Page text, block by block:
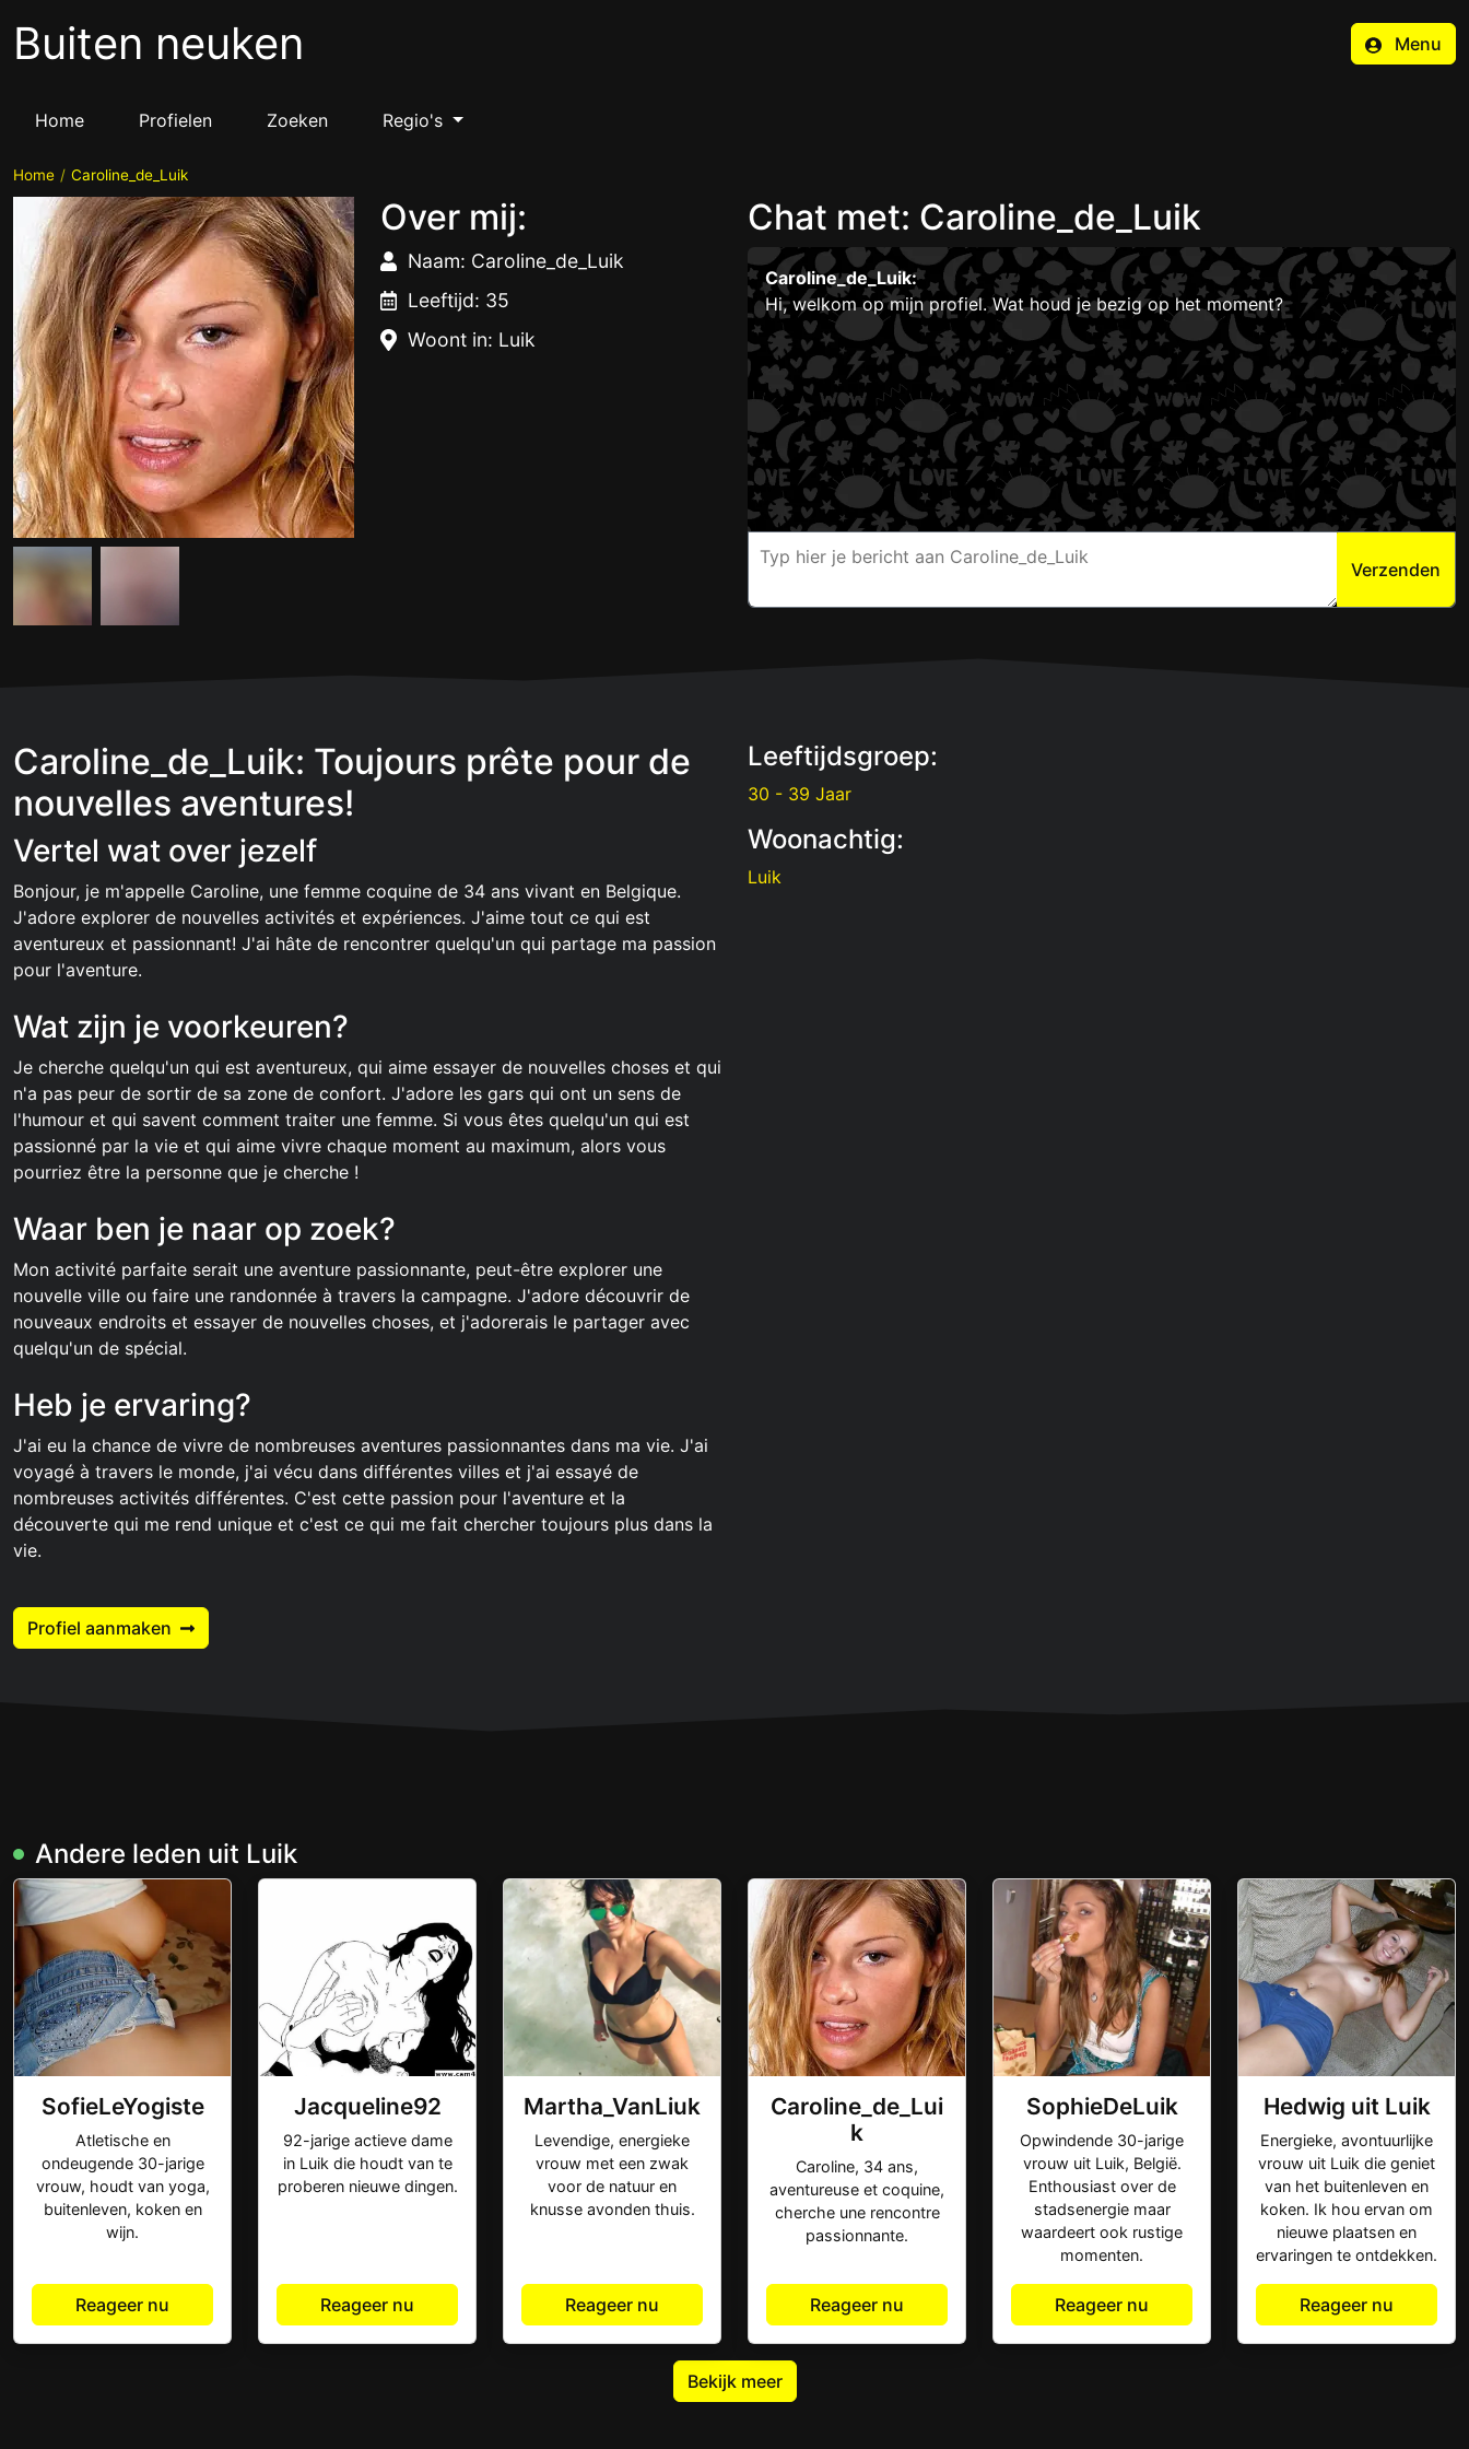
Buiten neuken Menu
Home Profielen Zoeken Regio's
Home Caroline_de_Luik
Over mij:
Naam: Caroline_de_Luik
Leeftijd: 35
Woont in: Luik
Chat met: Caroline_de_Luik
Caroline_de_Luik:
Hi, welkom op mijn profiel. Wat houd je bezig op het moment?
Verzenden
Caroline_de_Luik: Toujours prête pour de
nouvelles aventures!
Vertel wat over jezelf
Bonjour, je m'appelle Caroline, une femme coquine de 34 ans vivant en Belgique.
J'adore explorer de nouvelles activités et expériences. J'aime tout ce qui est
aventureux et passionnant! J'ai hâte de rencontrer quelqu'un qui partage ma passion
pour l'aventure.
Wat zijn je voorkeuren?
Je cherche quelqu'un qui est aventureux, qui aime essayer de nouvelles choses et qui
n'a pas peur de sortir de sa zone de confort. J'adore les gars qui ont un sens de
l'humour et qui savent comment traiter une femme. Si vous êtes quelqu'un qui est
passionné par la vie et qui aime vivre chaque moment au maximum, alors vous
pourriez être la personne que je cherche !
Waar ben je naar op zoek?
Mon activité parfaite serait une aventure passionnante, peut-être explorer une
nouvelle ville ou faire une randonnée à travers la campagne. J'adore découvrir de
nouveaux endroits et essayer de nouvelles choses, et j'adorerais le partager avec
quelqu'un de spécial.
Heb je ervaring?
J'ai eu la chance de vivre de nombreuses aventures passionnantes dans ma vie. J'ai
voyagé à travers le monde, j'ai vécu dans différentes villes et j'ai essayé de
nombreuses activités différentes. C'est cette passion pour l'aventure et la
découverte qui me rend unique et c'est ce qui me fait chercher toujours plus dans la
vie.
Profiel aanmaken
Leeftijdsgroep:
30 - 39 Jaar
Woonachtig:
Luik
Andere leden uit Luik
SofieLeYogiste
Atletische en
ondeugende 30-jarige
vrouw, houdt van yoga,
buitenleven, koken en
wijn.
Reageer nu
Jacqueline92
92-jarige actieve dame
in Luik die houdt van te
proberen nieuwe dingen.
Reageer nu
Martha_VanLiuk
Levendige, energieke
vrouw met een zwak
voor de natuur en
knusse avonden thuis.
Reageer nu
Caroline_de_Lui
k
Caroline, 34 ans,
aventureuse et coquine,
cherche une rencontre
passionnante.
Reageer nu
SophieDeLuik
Opwindende 30-jarige
vrouw uit Luik, België.
Enthousiast over de
stadsenergie maar
waardeert ook rustige
momenten.
Reageer nu
Hedwig uit Luik
Energieke, avontuurlijke
vrouw uit Luik die geniet
van het buitenleven en
koken. Ik hou ervan om
nieuwe plaatsen en
ervaringen te ontdekken.
Reageer nu
Bekijk meer